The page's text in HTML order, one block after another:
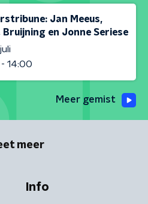
Jan Meeus,
Bruijning en Jonne Seriese
14:00
Meer gemist
meer
Info